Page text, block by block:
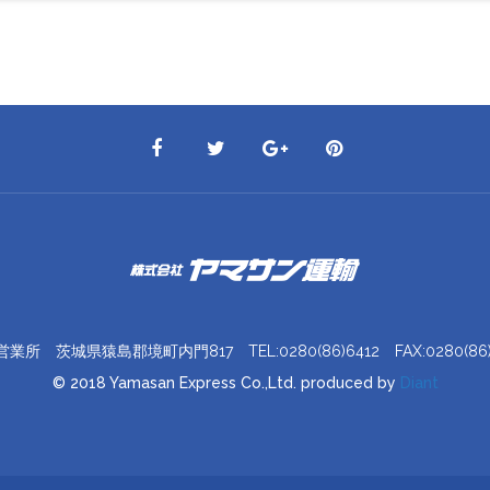
業所 茨城県猿島郡境町内門817 TEL:0280(86)6412
© 2018 Yamasan Express Co.,Ltd. produced by Diant